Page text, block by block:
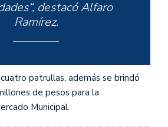
destacó Alfaro
Ramírez.
patrullas, además se brindó
de pesos para la
Municipal.